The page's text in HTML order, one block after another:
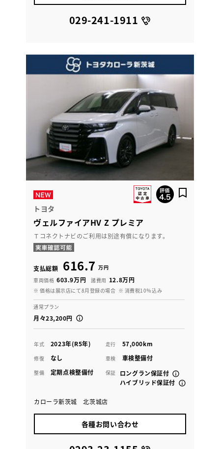
029-241-1911
トヨタ
ヴェルファイアHV Z プレミア
Ｔコネクトナビのご利用は別途有償になります。
支払総額 616.7 万円
車両価格 603.9万円 諸費用 12.8万円
※ 価格は展示店にて8月登録の場合 ※ 消費税10％込み
通常プラン
月々23,200円
年式 2023年(R5年) 走行 57,000km
修復 なし 車検 車検整備付
整備 定期点検整備付 保証
ロングラン保証付
ハイブリッド保証付
カローラ新茨城 北茨城店
各種お問い合わせ